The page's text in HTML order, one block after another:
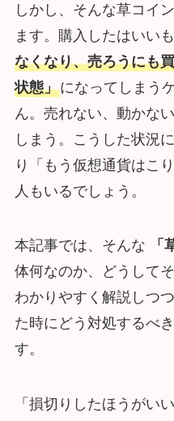
しかし、そんな草コイ
ます。購入したはいいも
なくなり、売ろうにも
状態」になってしまう
ん。売れない、動かな
しまう。こうした状況
り「もう仮想通貨はこ
人もいるでしょう。
本記事では、そんな 「
体何なのか、どうして
わかりやすく解説しつ
た時にどう対処するべ
す。
「損切りしたほうがい